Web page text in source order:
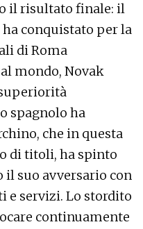
il risultato finale: il
ha conquistato per la
di Roma
mondo, Novak
spagnolo ha
che in questa
di titoli, ha spinto
suo avversario con
e servizi. Lo stordito
continuamente